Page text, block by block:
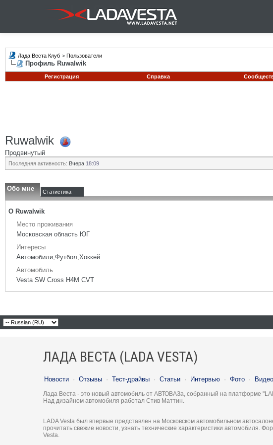
Лада Веста Клуб > Пользователи
Профиль Ruwalwik
Регистрация
Справка
Ruwalwik
Продвинутый
Последняя активность: Вчера 18:09
Обо мне Статистика
О Ruwalwik
Место проживания
Московская область ЮГ
Интересы
Автомобили,Футбол,Хоккей
Автомобиль
Vesta SW Cross H4M CVT
ЛАДА ВЕСТА (LADA VESTA)
Новости · Отзывы · Тест-драйвы · Статьи · Интервью · Фото · Видео
Лада Веста - это новый автомобиль от АВТОВАЗа, собранный на платформе
Над дизайном автомобиля работал Стив Маттин.
LADA Vesta был впервые представлен на Московском автомобильном
прочитать свежие новости, узнать технические характеристики
Vesta.